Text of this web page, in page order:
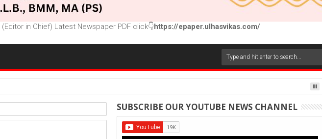
in Chief) Latest Newspaper PDF click👇https://epaper.ulhasvikas.com/
SUBSCRIBE OUR YOUTUBE NEWS CHANNEL